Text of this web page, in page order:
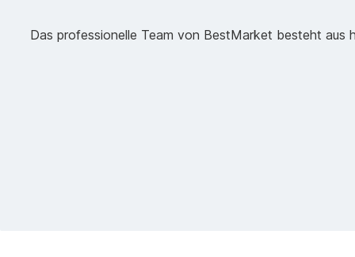
Das professionelle Team von BestMarket besteht aus